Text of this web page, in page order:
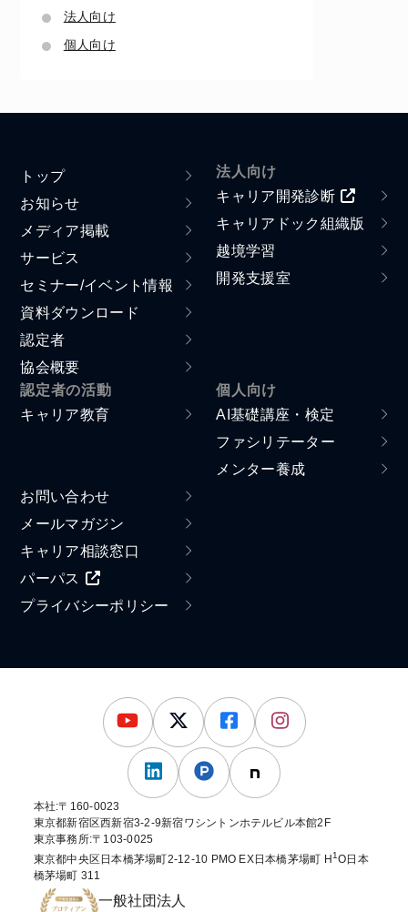
法人向け
個人向け
トップ
お知らせ
メディア掲載
サービス
セミナー/イベント情報
資料ダウンロード
認定者
協会概要
法人向け
キャリア開発診断
キャリアドック組織版
越境学習
開発支援室
認定者の活動
キャリア教育
個人向け
AI基礎講座・検定
ファシリテーター
メンター養成
お問い合わせ
メールマガジン
キャリア相談窓口
パーパス
プライバシーポリシー
一般社団法人
本社:〒160-0023
東京都新宿区西新宿3-2-9新宿ワシントンホテルビル本館2F
東京事務所:〒103-0025
東京都中央区日本橋茅場町2-12-10 PMO EX日本橋茅場町 H 1O日本
橋茅場町 311